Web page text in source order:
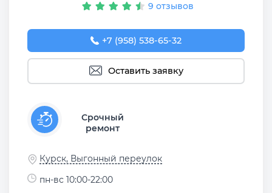
9 отзывов
+7 (958) 538-65-32
Оставить заявку
Срочный
ремонт
Курск, Выгонный переулок
пн-вс 10:00-22:00